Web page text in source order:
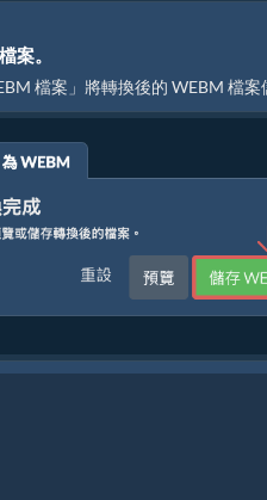
案。
檔案」將轉換後的 WEBM 檔案